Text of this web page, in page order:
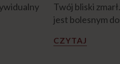
Twój bliski
jest bolesnym
CZYTAJ